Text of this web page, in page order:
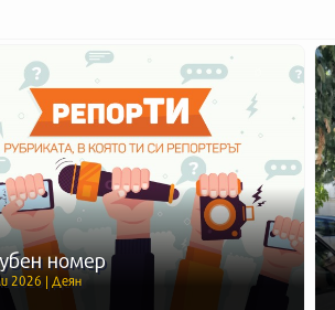
номер
2026 | Деян